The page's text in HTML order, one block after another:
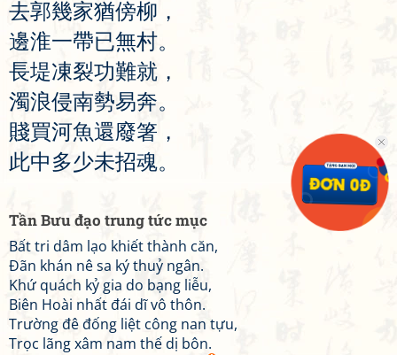
去郭幾家猶傍柳 ，
邊淮一帶已無村。
長堤凍裂功難就 ，
濁浪侵南勢易奔。
賤買河魚還廢箸 ，
此中多少未招魂。
Tần Bưu đạo trung tức mục
Bất tri dâm lạo khiết thành căn,
Đãn khán nê sa ký thuỷ ngân.
Khứ quách kỷ gia do bạng liễu,
Biên Hoài nhất đái dĩ vô thôn.
Trường đê đống liệt công nan tựu,
Trọc lãng xâm nam thế dị bôn.